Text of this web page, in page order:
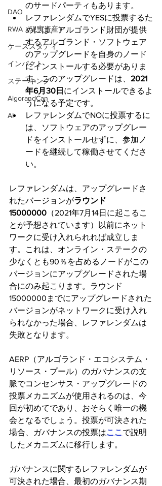
DAO
RWA（現実資産）
ケーススタディ
インパクト
ステーキング
AlgorandCan
AI
のサードパーティもあります。
レファレンダムでYESに投票するた
めには、アルゴランド財団が提供
するアルゴランド・ソフトウェア
のアップグレードを自身のノード
にインストールする必要がありま
す。このアップグレードは、 2021
年6月30日 にインストールできるよ
うになる予定です。
レファレンダムでNOに投票するに
は、ソフトウェアのアップグレー
ドをインストールせずに、参加ノ
ードを継続して稼働させてくださ
い。
レファレンダムは、アップグレードさ
れたバージョンがラウンド
15000000 （2021年7月14日に起こるこ
とが予想されています）以前にネット
ワークに受け入れられれば成立しま
す。これは、オンライン・ステークの
少なくとも90％を占めるノードがこの
バージョンにアップグレードされた場
合にのみ起こります。ラウンド
15000000までにアップグレードされた
バージョンがネットワークに受け入れ
られなかった場合、レファレンダムは
失敗となります。
AERP（アルゴランド・エコシステム・
リソース・プール）のガバナンスの文
脈でコンセンサス・アップグレードの
投票メカニズムが使用されるのは、今
回が初めてであり、おそらく唯一の機
会となるでしょう。投票が可決された
場合、ガバナンスの投票はここ で説明
したメカニズムに移行します。
ガバナンスに関するレファレンダムが
可決された場合、最初のガバナンス期